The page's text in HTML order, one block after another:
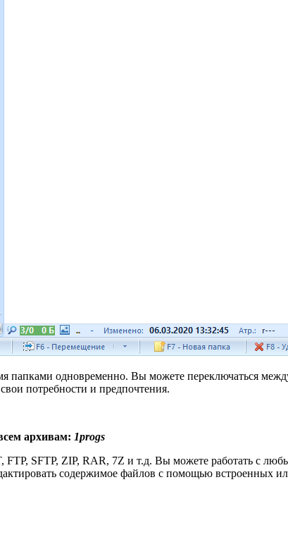
папками одновременно. Вы можете переключаться
потребности и предпочтения.
архивам: 1progs
SFTP, ZIP, RAR, 7Z и т.д. Вы можете работать с
содержимое файлов с помощью встроенных